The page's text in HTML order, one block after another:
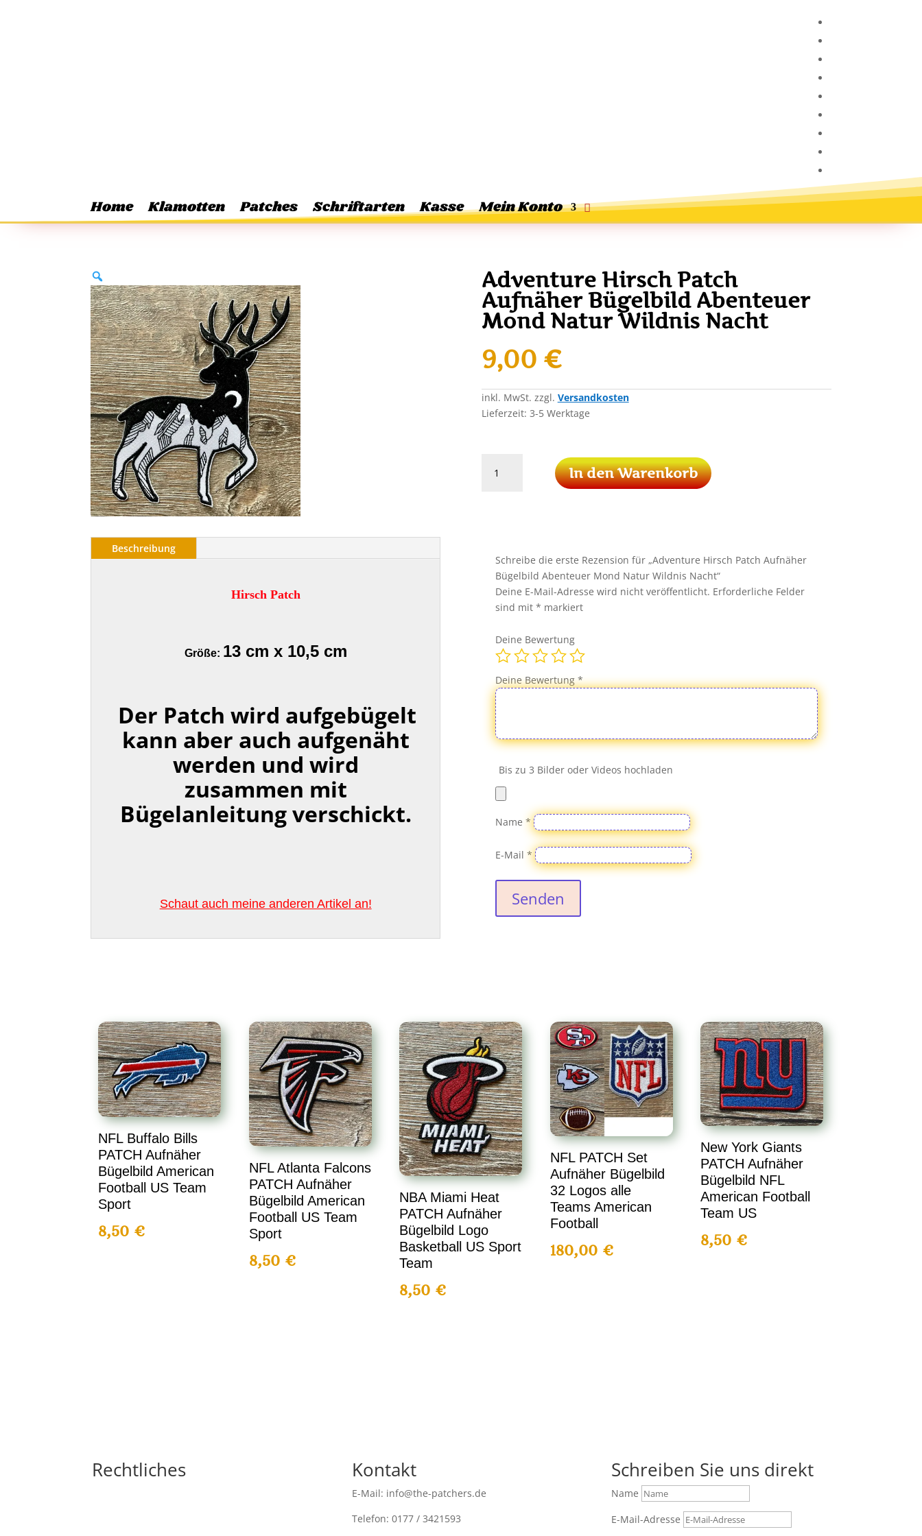
Home Klamotten Patches Schriftarten Kasse Mein Konto
Beschreibung
Hirsch Patch
Größe: 13 cm x 10,5 cm
Der Patch wird aufgebügelt
kann aber auch aufgenäht
werden und wird
zusammen mit
Bügelanleitung verschickt.
Schaut auch meine anderen Artikel an!
Adventure Hirsch Patch
Aufnäher Bügelbild Abenteuer
Mond Natur Wildnis Nacht
9,00 €
inkl. MwSt. zzgl. Versandkosten
Lieferzeit: 3-5 Werktage
Hirsch
Mond
Natur
Wildnis
Nacht
In den Warenkorb
Schreibe die erste Rezension für „Adventure Hirsch Patch Aufnäher
Bügelbild Abenteuer Mond Natur Wildnis Nacht“
Deine E-Mail-Adresse wird nicht veröffentlicht. Erforderliche Felder
sind mit* markiert
Deine Bewertung
Deine Bewertung*
Bis zu 3 Bilder oder Videos hochladen
Name*
E-Mail*
Senden
NFL Buffalo Bills
PATCH Aufnäher
Bügelbild American
Football US Team
Sport
8,50 €
NFL Atlanta Falcons
PATCH Aufnäher
Bügelbild American
Football US Team
Sport
8,50 €
NBA Miami Heat
PATCH Aufnäher
Bügelbild Logo
Basketball US Sport
Team
8,50€
NFL PATCH Set
Aufnäher Bügelbild
32 Logos alle
Teams American
Football
180,00 €
New York Giants
PATCH Aufnäher
Bügelbild NFL
American Football
Team US
8,50€
Rechtliches Kontakt
E-Mail: info@the-patchers.de
Telefon: 0177 / 3421593
Schreiben Sie uns direkt
Name
E-Mail-Adresse